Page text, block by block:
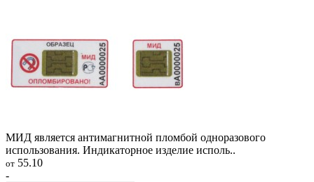
МИД является антимагнитной пломбой одноразового
использования. Индикаторное изделие исполь..
от 55.10
-